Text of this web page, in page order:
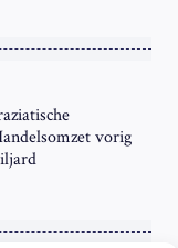
vorig